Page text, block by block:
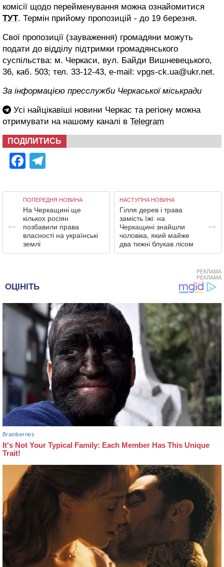
комісії щодо перейменування можна ознайомитися
ТУТ. Термін прийому пропозицій - до 19 березня.
Свої пропозиції (зауваження) громадяни можуть
подати до відділу підтримки громадянського
суспільства: м. Черкаси, вул. Байди Вишневецького,
36, каб. 503; тел. 33-12-43, e-mail: vpgs-ck.ua@ukr.net.
За інформацією пресслужби Черкаської міськради
Усі найцікавіші новини Черкас та регіону можна
отримувати на нашому каналі в Telegram
ПОДІЛИТИСЬ
Facebook
ПОПЕРЕДНЯ НОВИНА
На Черкащині ще
кількох росіян
позбавили права
власності на українські
землі
НАСТУПНА НОВИНА
Гілля дерев і трава
замість їжі: на
Черкащині знайшли
чоловіка, який майже
два тижні блукав лісом
РЕКЛАМА
РЕКЛАМА